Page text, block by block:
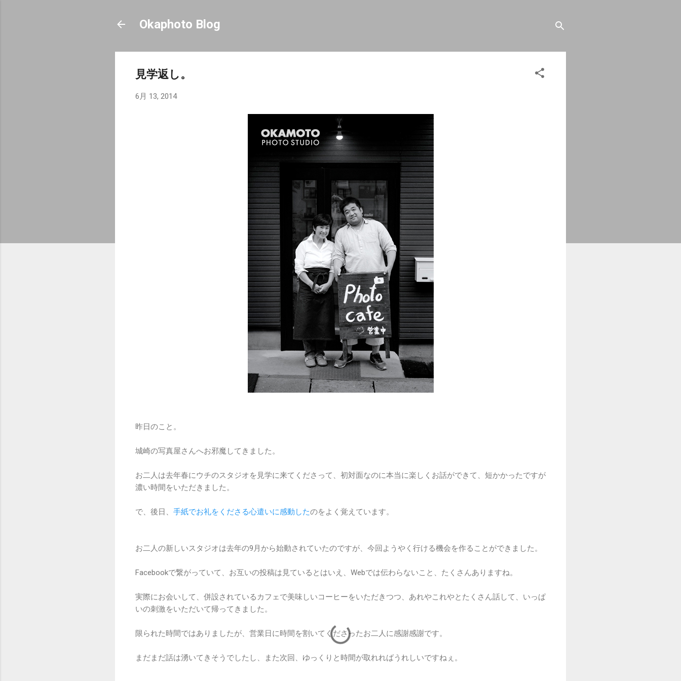
Okaphoto Blog
見学返し。
6月 13, 2014
昨日のこと。
城崎の写真屋さんへお邪魔してきました。
お二人は去年春にウチのスタジオを見学に来てくださって、初対面なのに本当に楽しくお話ができて、短かかったですが
濃い時間をいただきました。
で、後日、 手紙でお礼をくださる心遣いに感動したのをよく覚えています。
お二人の新しいスタジオは去年の9月から始動されていたのですが、今回ようやく行ける機会を作ることができました。
Facebookで繋がっていて、お互いの投稿は見ているとはいえ、Webでは伝わらないこと、たくさんありますね。
実際にお会いして、併設されているカフェで美味しいコーヒーをいただきつつ、あれやこれやとたくさん話して、いっぱ
いの刺激をいただいて帰ってきました。
限られた時間ではありましたが、営業日に時間を割いてくださったお二人に感謝感謝です。
まだまだ話は湧いてきそうでしたし、また次回、ゆっくりと時間が取れればうれしいですねぇ。